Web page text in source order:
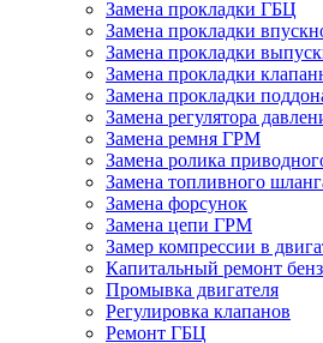
Замена прокладки ГБЦ
Замена прокладки
Замена прокладки
Замена прокладки
Замена прокладки
Замена регулятора
Замена ремня ГРМ
Замена ролика
Замена топливного
Замена форсунок
Замена цепи ГРМ
Замер компрессии в
Капитальный ремонт
Промывка двигателя
Регулировка клапанов
Ремонт ГБЦ